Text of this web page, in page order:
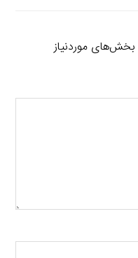
بخش‌های موردنیاز